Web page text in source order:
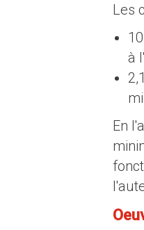
Les
à
En